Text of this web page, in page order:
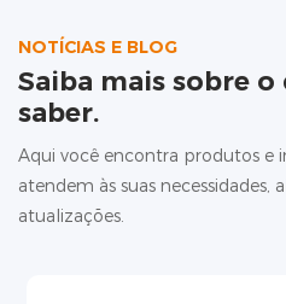
NOTÍCIAS E BLOG
Saiba mais sobre
saber.
Aqui você encontra produtos e
atendem às suas necessidades,
atualizações.